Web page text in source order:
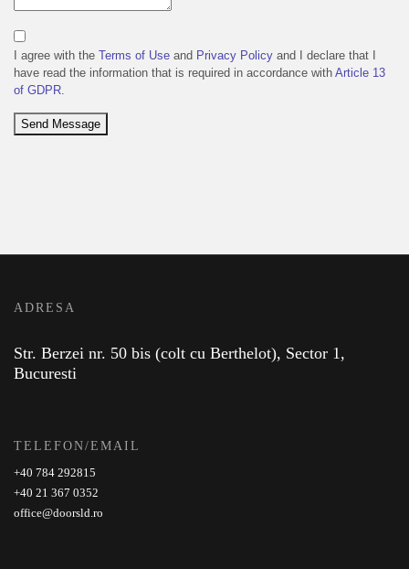
I agree with the Terms of Use and Privacy Policy and I declare that I
have read the information that is required in accordance with Article 13
of GDPR.
Send Message
ADRESA
Str. Berzei nr. 50 bis (colt cu Berthelot), Sector 1,
Bucuresti
TELEFON/EMAIL
+40 784 292815
+40 21 367 0352
office@doorsld.ro